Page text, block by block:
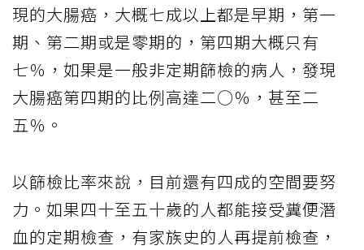
現的大腸癌，大概七成以上都是早期，第一
期、第二期或是零期的，第四期大概只有
七％，如果是一般非定期篩檢的病人，發現
大腸癌第四期的比例高達二○％，甚至二
五％。
以篩檢比率來說，目前還有四成的空間要努
力。如果四十至五十歲的人都能接受糞便潛
血的定期檢查，有家族史的人再提前檢查，